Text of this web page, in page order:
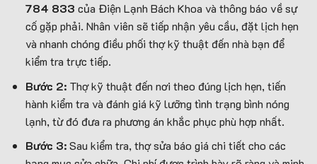
784 833 của Điện Lạnh Bách Khoa và thông báo về sự
cố gặp phải. Nhân viên sẽ tiếp nhận yêu cầu, đặt lịch hẹn
và nhanh chóng điều phối thợ kỹ thuật đến nhà bạn để
kiểm tra trực tiếp.
Bước 2: Thợ kỹ thuật đến nơi theo đúng lịch hẹn, tiến
hành kiểm tra và đánh giá kỹ lưỡng tình trạng bình nóng
lạnh, từ đó đưa ra phương án khắc phục phù hợp nhất.
Bước 3:Sau kiểm tra, thợ sửa báo giá chi tiết cho các